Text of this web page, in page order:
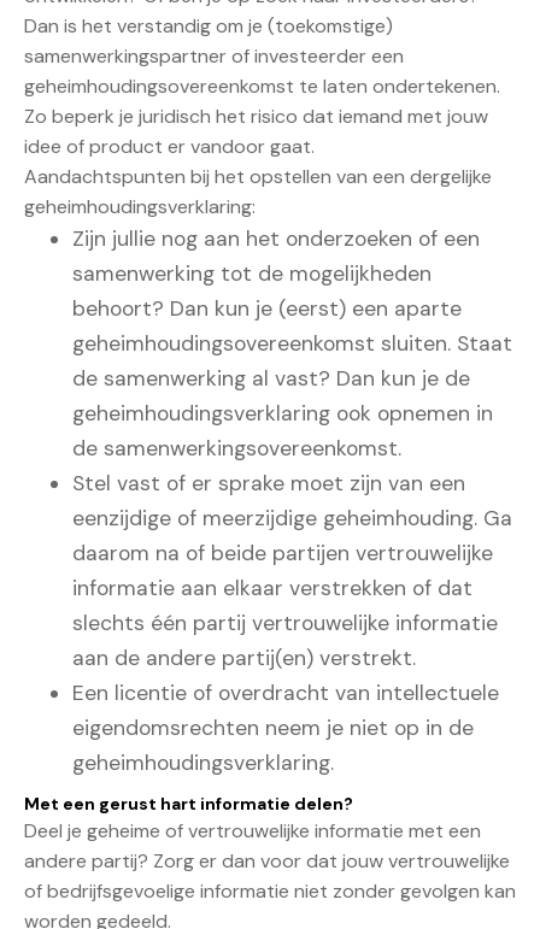
Dan is het verstandig om je (toekomstige)
samenwerkingspartner of investeerder een
geheimhoudingsovereenkomst te laten ondertekenen.
Zo beperk je juridisch het risico dat iemand met jouw
idee of product er vandoor gaat.
Aandachtspunten bij het opstellen van een dergelijke
geheimhoudingsverklaring:
Zijn jullie nog aan het onderzoeken of een
samenwerking tot de mogelijkheden
behoort? Dan kun je (eerst) een aparte
geheimhoudingsovereenkomst sluiten. Staat
de samenwerking al vast? Dan kun je de
geheimhoudingsverklaring ook opnemen in
de samenwerkingsovereenkomst.
Stel vast of er sprake moet zijn van een
eenzijdige of meerzijdige geheimhouding. Ga
daarom na of beide partijen vertrouwelijke
informatie aan elkaar verstrekken of dat
slechts één partij vertrouwelijke informatie
aan de andere partij(en) verstrekt.
Een licentie of overdracht van intellectuele
eigendomsrechten neem je niet op in de
geheimhoudingsverklaring.
Met een gerust hart informatie delen?
Deel je geheime of vertrouwelijke informatie met een
andere partij? Zorg er dan voor dat jouw vertrouwelijke
of bedrijfsgevoelige informatie niet zonder gevolgen kan
worden gedeeld.